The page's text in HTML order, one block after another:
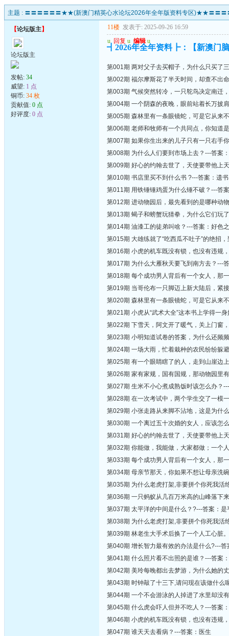
主题 : 〓〓〓〓〓〓★★(新澳门精英心水论坛2026年全年版资料专区)★★〓〓〓
【论坛版主】
论坛版主
发帖: 34
威望: 1 点
铜币: 34 枚
贡献值: 0 点
好评度: 0 点
11楼 发表于: 2025-09-26 16:59
u 回复 u 编辑 u
┫2026年全年资料┣：【新澳门
第001期 两对父子去买帽子，为什么只买了
第002期 福尔摩斯花了半天时间，却查不出
第003期 气候突然转冷，一只鸵鸟决定南迁
第004期 一个阴森的夜晚，眼前站着长万披
第005期 森林里有一条眼镜蛇，可是它从来
第006期 老师和牧师有一个共同点，你知道
第007期 如果你生出来的儿子只有一只右手
第008期 为什么人们要到市场上去？---答案
第009期 好心的约翰去世了，天使要带他上
第010期 书店里买不到什么书 ?---答案：遗书
第011期 用铁锤锤鸡蛋为什么锤不破？---答
第012期 进动物园后，最先看到的是哪种动
第013期 蝎子和螃蟹玩猜拳，为什么它们玩
第014期 油漆工的徒弟叫啥？---答案：好色
第015期 大雄练就了“吃西瓜不吐子”的绝招
第016期 小虎的机车既没有锁，也没有违规
第017期 为什么大雁秋天要飞到南方去？---
第018期 每个成功男人背后有一个女人，那
第019期 当哥伦布一只脚迈上新大陆后，紧
第020期 森林里有一条眼镜蛇，可是它从来
第021期 小虎从“武术大全”这本书上学得一
第022期 下雪天，阿文开了暖气，关上门窗
第023期 小明知道试卷的答案，为什么还频
第024期 一场大雨，忙着栽种的农民纷纷躲
第025期 有一个眼睛瞎了的人，走到山崖边
第026期 家有家规，国有国规，那动物园里
第027期 生米不小心煮成熟饭时该怎么办？
第028期 在一次考试中，两个学生交了一模
第029期 小张走路从来脚不沾地，这是为什
第030期 一个离过五十次婚的女人，应该怎
第031期 好心的约翰去世了，天使要带他上
第032期 你能做，我能做，大家都做；一个
第033期 每个成功男人背后有一个女人，那
第034期 母亲节那天，你如果不想让母亲洗
第035期 为什么老虎打架,非要拼个你死我活
第036期 一只蚂蚁从几百万米高的山峰落下
第037期 太平洋的中间是什么？?---答案：是
第038期 为什么老虎打架,非要拼个你死我活
第039期 林老生大手术后换了一个人工心脏
第040期 增长智力最有效的办法是什么?---答
第041期 什么照片看不出照的是谁？---答案
第042期 美玲每晚都出去梦游，为什么她的
第043期 时钟敲了十三下,请问现在该做什么
第044期 一个不会游泳的人掉进了水里却没
第045期 什么虎会吓人但并不吃人？---答案
第046期 小虎的机车既没有锁，也没有违规
第047期 谁天天去看病？---答案：医生